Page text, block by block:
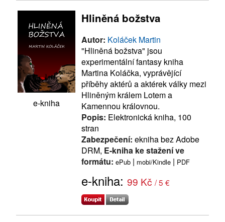
e-kniha
Hliněná božstva
Autor: Koláček Martin
"Hliněná božstva" jsou
experimentální fantasy kniha
Martina Koláčka, vyprávějící
příběhy aktérů a aktérek války mezi
Hliněným králem Lotem a
Kamennou královnou.
Popis: Elektronická kniha, 100
stran
Zabezpečení: ekniha bez Adobe
DRM, E-kniha ke stažení ve
formátu: ePub | mobi/Kindle | PDF
e-kniha: 99 Kč / 5 €